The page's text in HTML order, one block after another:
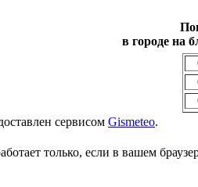
в городе на
сервисом Gismeteo.
только, если в вашем